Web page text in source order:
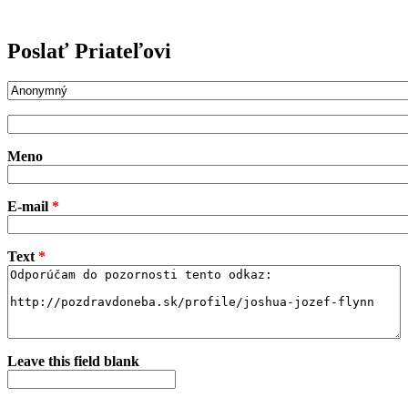
Poslať Priateľovi
odosielateľ-meno
Meno
E-mail *
Text*
Leave this field blank